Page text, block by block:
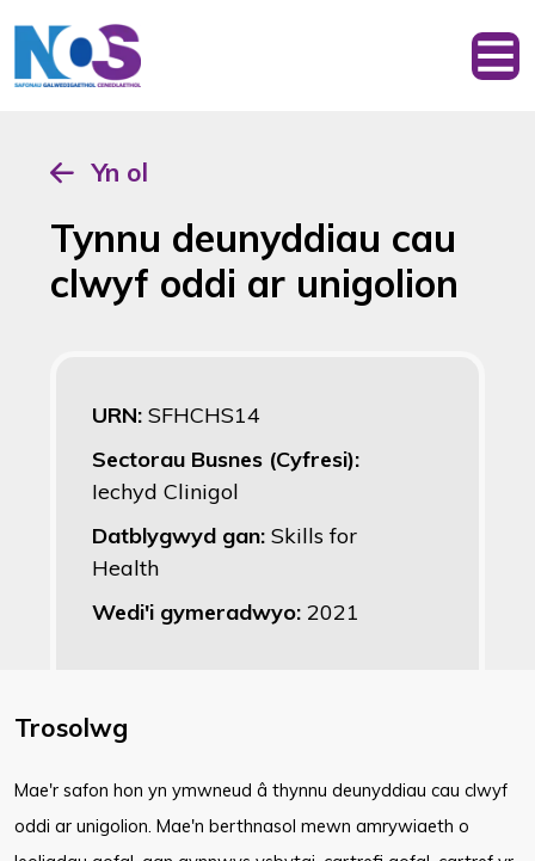
Yn ol
Tynnu deunyddiau cau
clwyf oddi ar unigolion
URN: SFHCHS14
Sectorau Busnes (Cyfresi):
Iechyd Clinigol
Datblygwyd gan: Skills for
Health
Wedi'i gymeradwyo: 2021
Trosolwg
Mae'r safon hon yn ymwneud â thynnu deunyddiau cau clwyf
oddi ar unigolion. Mae'n berthnasol mewn amrywiaeth o